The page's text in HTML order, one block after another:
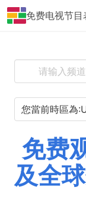
免费电视节目
免费
及全